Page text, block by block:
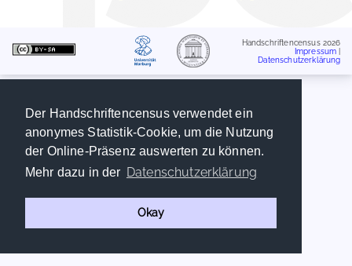
Der Handschriftencensus verwendet ein
anonymes Statistik-Cookie, um die Nutzung
der Online-Präsenz auswerten zu können.
Mehr dazu in der Datenschutzerklärung
Okay
Handschriftencensus 2026
Impressum
Datenschutzerklärung